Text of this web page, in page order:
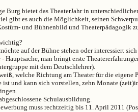
Burg bietet das TheaterJahr in
gibt es auch die Möglichkeit, seinen
und Bühnenbild und Theaterpädagogik
auf der Bühne stehen oder interessiert
Hauptsache, man bringt erste
mit dem Deutschlehrer).
welche Richtung am Theater für die eigene
ist und kann sich vorstellen, zehn Monate
Schulausbildung.
muss rechtzeitig bis 11. April 2011